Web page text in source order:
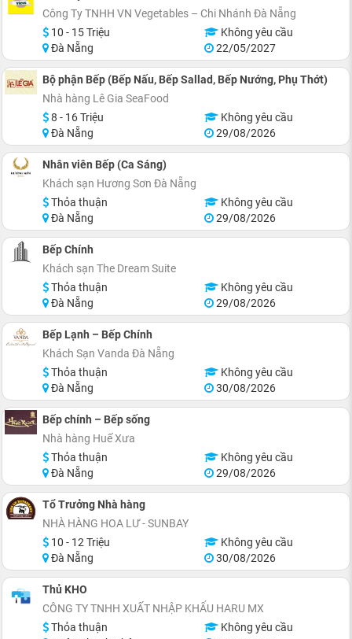
Công Ty TNHH VN Vegetables – Chi Nhánh Đà Nẵng
10 - 15 Triệu
Không yêu cầu
Đà Nẵng
22/05/2027
Bộ phận Bếp (Bếp Nấu, Bếp Sallad, Bếp Nướng, Phụ Thớt)
Nhà hàng Lê Gia SeaFood
8 - 16 Triệu
Không yêu cầu
Đà Nẵng
29/08/2026
Nhân viên Bếp (Ca Sáng)
Khách sạn Hương Sơn Đà Nẵng
Thỏa thuận
Không yêu cầu
Đà Nẵng
29/08/2026
Bếp Chính
Khách sạn The Dream Suite
Thỏa thuận
Không yêu cầu
Đà Nẵng
29/08/2026
Bếp Lạnh – Bếp Chính
Khách Sạn Vanda Đà Nẵng
Thỏa thuận
Không yêu cầu
Đà Nẵng
30/08/2026
Bếp chính – Bếp sống
Nhà hàng Huế Xưa
Thỏa thuận
Không yêu cầu
Đà Nẵng
29/08/2026
Tổ Trưởng Nhà hàng
NHÀ HÀNG HOA LƯ - SUNBAY
10 - 12 Triệu
Không yêu cầu
Đà Nẵng
30/08/2026
Thủ KHO
CÔNG TY TNHH XUẤT NHẬP KHẨU HARU MX
Thỏa thuận
Không yêu cầu